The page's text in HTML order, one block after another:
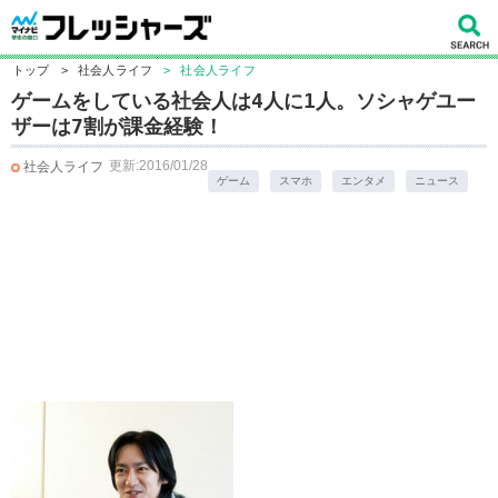
トップ > 社会人ライフ > 社会人ライフ
ゲームをしている社会人は4人に1人。ソシャゲユー
ザーは7割が課金経験！
社会人ライフ 更新:2016/01/28
ゲーム スマホ エンタメ ニュース